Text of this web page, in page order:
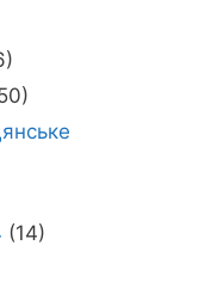
(14)